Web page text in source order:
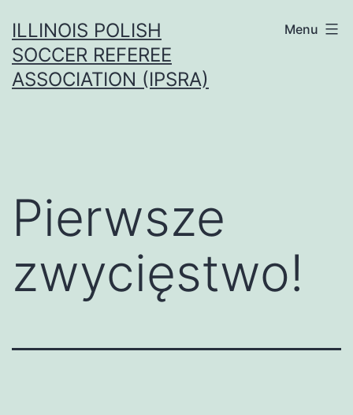
do
treści
ILLINOIS POLISH
SOCCER REFEREE
ASSOCIATION (IPSRA)
Menu
Pierwsze
zwycięstwo!